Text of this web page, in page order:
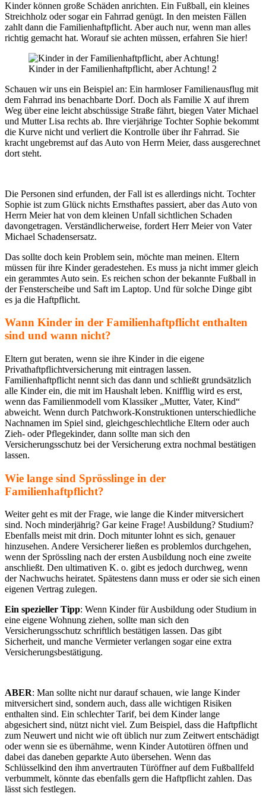
Kinder können große Schäden anrichten. Ein Fußball, ein kleines
Streichholz oder sogar ein Fahrrad genügt. In den meisten Fällen
zahlt dann die Familienhaftpflicht. Aber auch nur, wenn man alles
richtig gemacht hat. Worauf sie achten müssen, erfahren Sie hier!
Kinder in der Familienhaftpflicht, aber Achtung! 2
Schauen wir uns ein Beispiel an: Ein harmloser Familienausflug mit
dem Fahrrad ins benachbarte Dorf. Doch als Familie X auf ihrem
Weg über eine leicht abschüssige Straße fährt, biegen Vater Michael
und Mutter Lisa rechts ab. Ihre vierjährige Tochter Sophie bekommt
die Kurve nicht und verliert die Kontrolle über ihr Fahrrad. Sie
kracht ungebremst auf das Auto von Herrn Meier, dass ausgerechnet
dort steht.
Die Personen sind erfunden, der Fall ist es allerdings nicht. Tochter
Sophie ist zum Glück nichts Ernsthaftes passiert, aber das Auto von
Herrn Meier hat von dem kleinen Unfall sichtlichen Schaden
davongetragen. Verständlicherweise, fordert Herr Meier von Vater
Michael Schadensersatz.
Das sollte doch kein Problem sein, möchte man meinen. Eltern
müssen für ihre Kinder geradestehen. Es muss ja nicht immer gleich
ein gerammtes Auto sein. Es reichen schon der bekannte Fußball in
der Fensterscheibe und Saft im Laptop. Und für solche Dinge gibt
es ja die Haftpflicht.
Wann Kinder in der Familienhaftpflicht enthalten
sind und wann nicht?
Eltern gut beraten, wenn sie ihre Kinder in die eigene
Privathaftpflichtversicherung mit eintragen lassen.
Familienhaftpflicht nennt sich das dann und schließt grundsätzlich
alle Kinder ein, die mit im Haushalt leben. Knifflig wird es erst,
wenn das Familienmodell vom Klassiker „Mutter, Vater, Kind“
abweicht. Wenn durch Patchwork-Konstruktionen unterschiedliche
Nachnamen im Spiel sind, gleichgeschlechtliche Eltern oder auch
Zieh- oder Pflegekinder, dann sollte man sich den
Versicherungsschutz bei der Versicherung extra nochmal bestätigen
lassen.
Wie lange sind Sprösslinge in der
Familienhaftpflicht?
Weiter geht es mit der Frage, wie lange die Kinder mitversichert
sind. Noch minderjährig? Gar keine Frage! Ausbildung? Studium?
Ebenfalls meist mit drin. Doch mitunter lohnt es sich, genauer
hinzusehen. Andere Versicherer ließen es problemlos durchgehen,
wenn der Sprössling nach der ersten Ausbildung noch eine zweite
anschließt. Den ultimativen K. o. gibt es jedoch durchweg, wenn
der Nachwuchs heiratet. Spätestens dann muss er oder sie sich einen
eigenen Vertrag zulegen.
Ein spezieller Tipp: Wenn Kinder für Ausbildung oder Studium in
eine eigene Wohnung ziehen, sollte man sich den
Versicherungsschutz schriftlich bestätigen lassen. Das gibt
Sicherheit, und manche Vermieter verlangen sogar eine extra
Versicherungsbestätigung.
ABER: Man sollte nicht nur darauf schauen, wie lange Kinder
mitversichert sind, sondern auch, dass alle wichtigen Risiken
enthalten sind. Ein schlechter Tarif, bei dem Kinder lange
abgesichert sind, nützt nicht viel. Zum Beispiel, dass die Haftpflicht
zum Neuwert und nicht wie oft üblich nur zum Zeitwert entschädigt
oder wenn sie es übernähme, wenn Kinder Autotüren öffnen und
dabei das daneben geparkte Auto übersehen. Wenn das
Schlüsselkind den ihm anvertrauten Türöffner auf dem Fußballfeld
verbummelt, könnte das ebenfalls gern die Haftpflicht zahlen. Das
lässt sich festlegen.